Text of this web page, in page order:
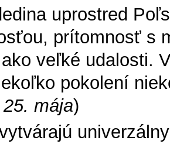
uprostred
prítomnosť s
veľké udalosti.
pokolení
mája)